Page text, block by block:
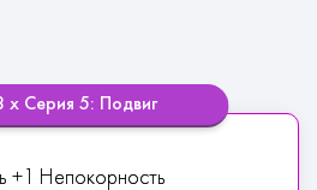
х Серия 5: Подвиг
+1 Непокорность